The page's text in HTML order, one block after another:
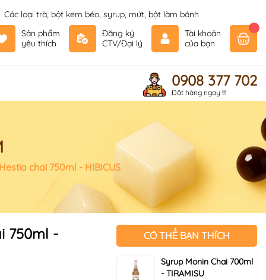
Các loại trà, bột kem béo, syrup, mứt, bột làm bánh
Sản phẩm
yêu thích
Đăng ký
CTV/Đại lý
Tài khoản
của bạn
0908 377 702
Đặt hàng ngay !!!
chai 750ml - HIBICUS
750ml - CÓ THỂ BẠN THÍCH
Syrup Monin Chai 700ml
- TIRAMISU